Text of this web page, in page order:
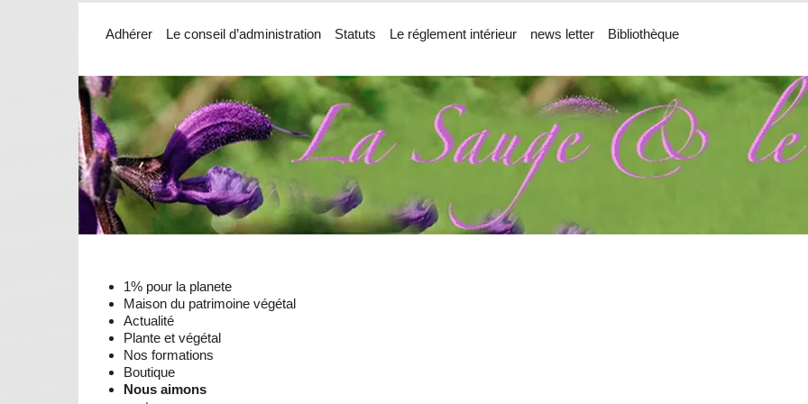
Adhérer Le conseil d’administration Statuts Le réglement intérieur news letter Bibliothèque
1% pour la planete
Maison du patrimoine végétal
Actualité
Plante et végétal
Nos formations
Boutique
Nous aimons